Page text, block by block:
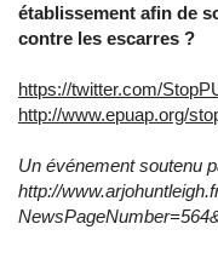
établissement afin de
contre les escarres ?
https://twitter.com/
http://www.epuap.org/
Un événement soutenu
http://